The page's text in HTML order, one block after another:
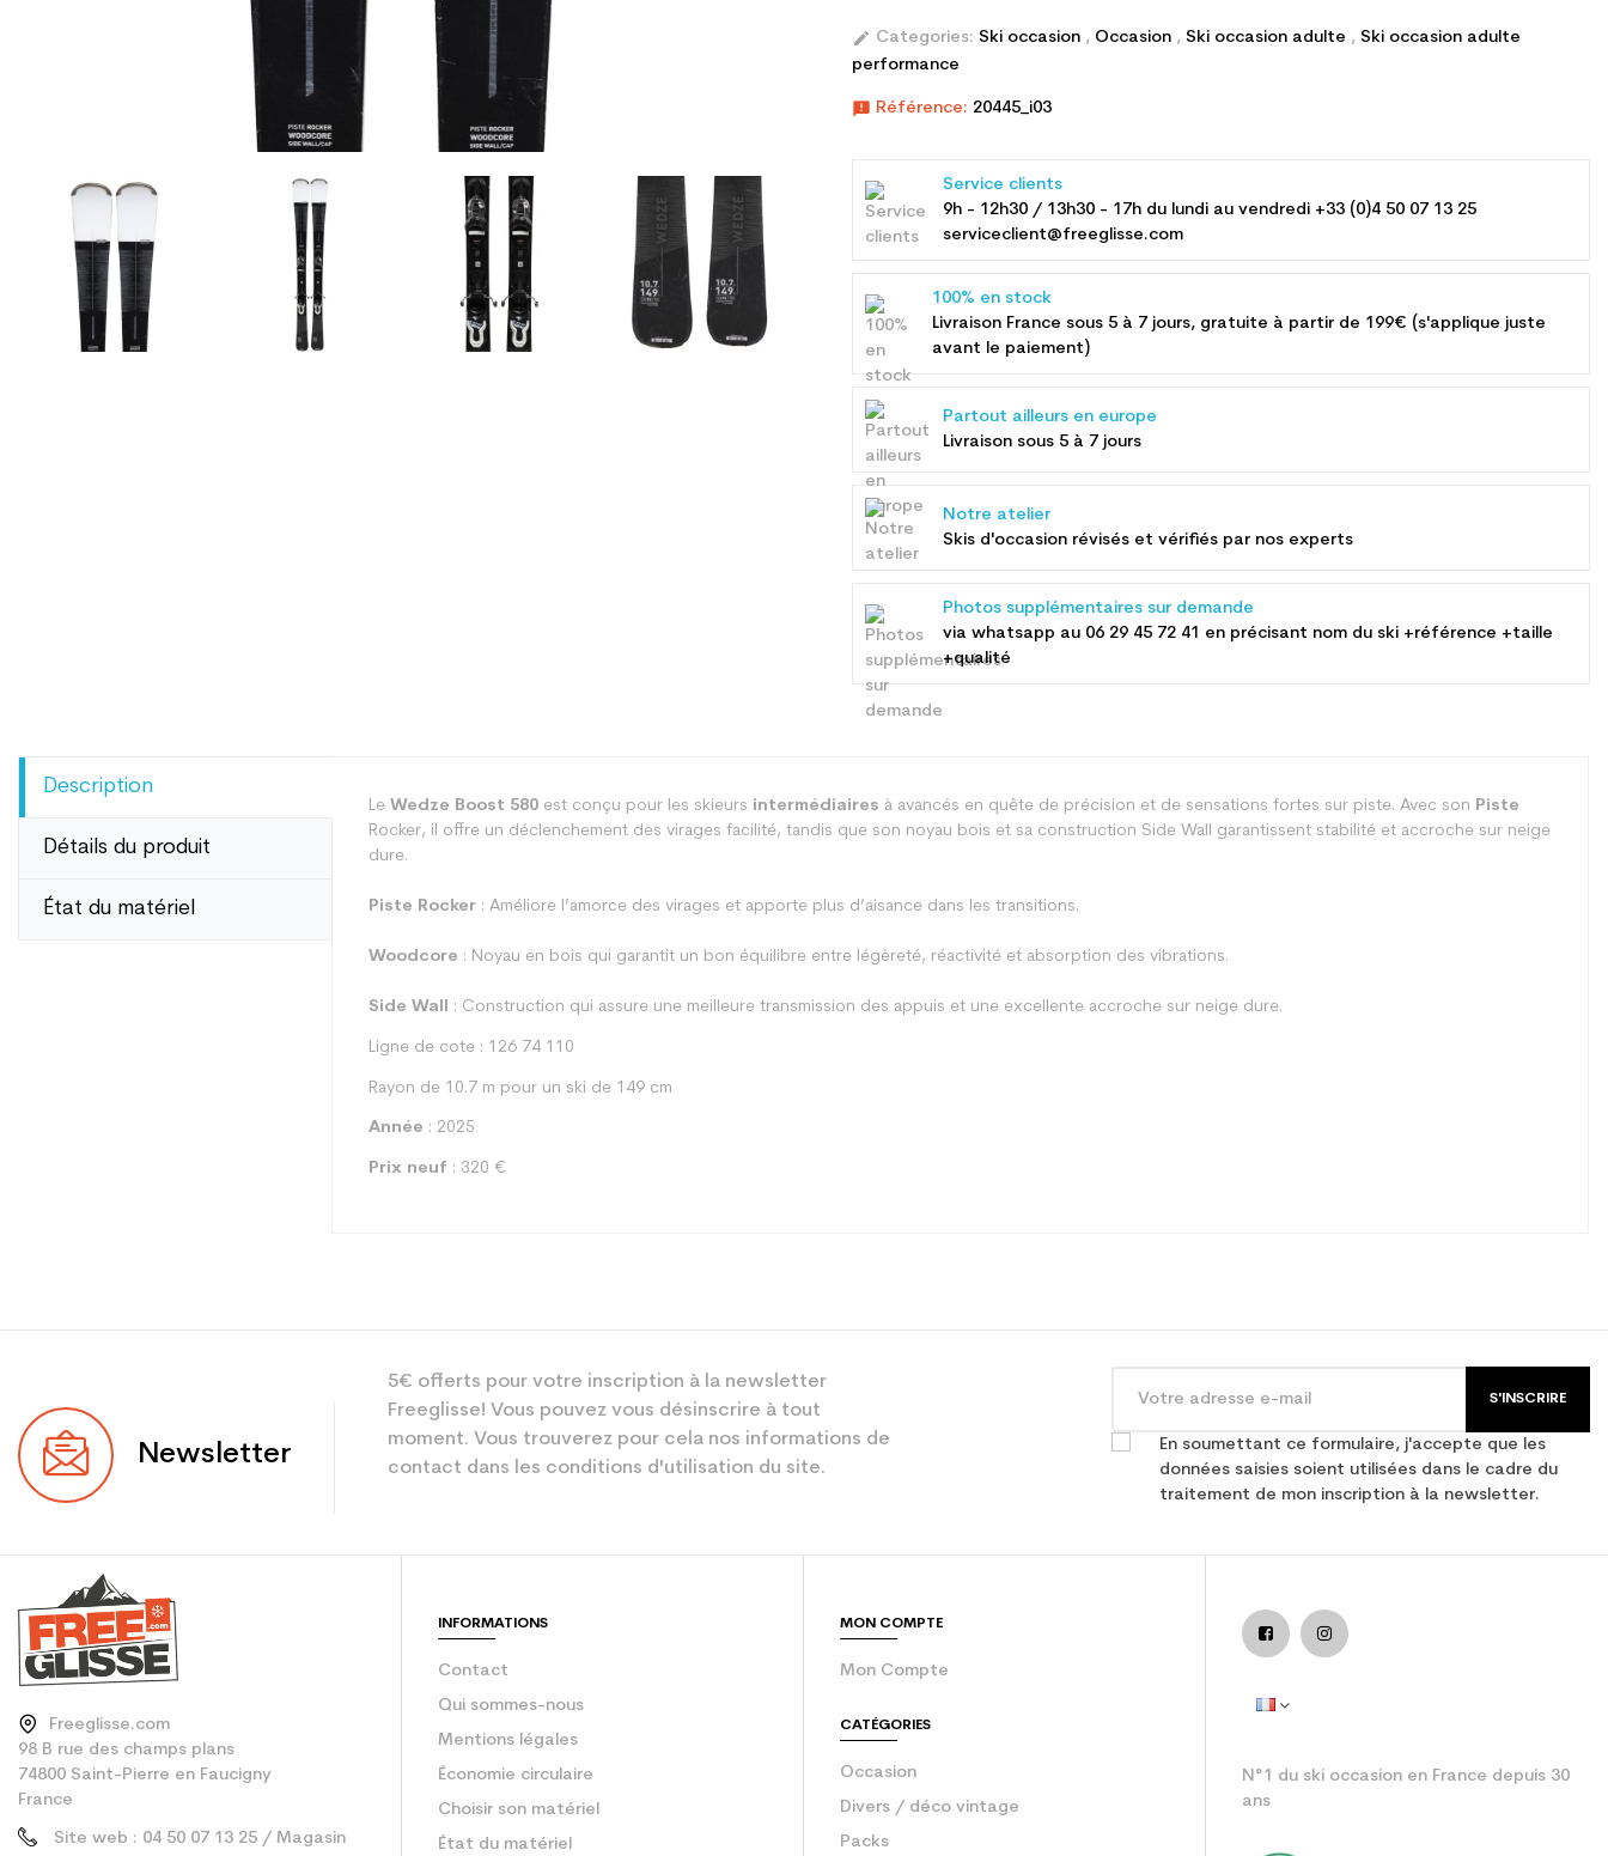
edit Categories: Ski occasion , Occasion , Ski occasion adulte , Ski occasion adulte
performance
announcement Référence: 20445_i03
Service clients
9h - 12h30 / 13h30 - 17h du lundi au vendredi +33 (0)4 50 07 13 25
serviceclient@freeglisse.com
100% en stock
Livraison France sous 5 à 7 jours, gratuite à partir de 199€ (s'applique juste
avant le paiement)
Partout ailleurs en europe
Livraison sous 5 à 7 jours
Notre atelier
Skis d'occasion révisés et vérifiés par nos experts
Photos supplémentaires sur demande
via whatsapp au 06 29 45 72 41 en précisant nom du ski +référence +taille
+qualité
Description
Détails du produit
État du matériel
Le Wedze Boost 580est conçu pour les skieurs intermédiaires à avancés en quête de précision et de sensations fortes sur piste. Avec son Piste
Rocker, il offre un déclenchement des virages facilité, tandis que son noyau bois et sa construction Side Wall garantissent stabilité et accroche sur neige
dure.
Piste Rocker: Améliore l’amorce des virages et apporte plus d’aisance dans les transitions.
Woodcore : Noyau en bois qui garantit un bon équilibre entre légèreté, réactivité et absorption des vibrations.
Side Wall : Construction qui assure une meilleure transmission des appuis et une excellente accroche sur neige dure.
Ligne de cote : 126 74 110
Rayon de 10.7 m pour un ski de 149 cm
Année : 2025
Prix neuf : 320 €
Utilisateur
Niveau
Newsletter
5€ offerts pour votre inscription à la newsletter
Freeglisse! Vous pouvez vous désinscrire à tout
moment. Vous trouverez pour cela nos informations de
contact dans les conditions d'utilisation du site.
S'INSCRIRE
En soumettant ce formulaire, j'accepte que les
données saisies soient utilisées dans le cadre du
traitement de mon inscription à la newsletter.
Freeglisse.com
98 B rue des champs plans
74800 Saint-Pierre en Faucigny
France
Site web : 04 50 07 13 25 / Magasin
INFORMATIONS
Contact
Qui sommes-nous
Mentions légales
Économie circulaire
Choisir son matériel
État du matériel
MON COMPTE
Mon Compte
CATÉGORIES
Occasion
Divers / déco vintage
Packs
N°1 du ski occasion en France depuis 30
ans